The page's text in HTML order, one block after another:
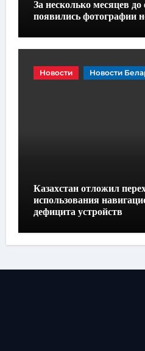
За несколько месяцев до
появились фотографии
Новости Новости
Казахстан отложил
использования
дефицита устройств